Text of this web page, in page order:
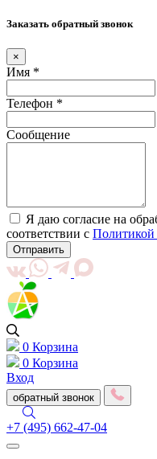
Заказать обратный звонок
×
Имя *
Телефон *
Сообщение
Я даю согласие на
соответствии с Политикой
Отправить
0 Корзина
0 Корзина
Вход
обратный звонок
+7 (495) 662-47-04
Toggle